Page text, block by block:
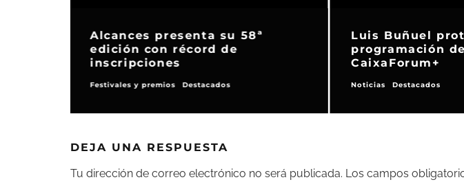
Alcances presenta su 58ª
edición con récord de
inscripciones
Festivales y premios Destacados
Luis Buñuel
programación
CaixaForum+
Noticias Destacados
DEJA UNA RESPUESTA
Tu dirección de correo electrónico no será publicada. Los campos